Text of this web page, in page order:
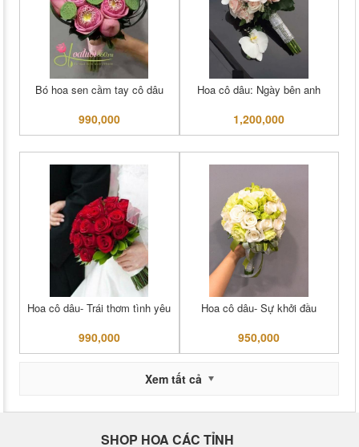
Bó hoa sen cầm tay cô dâu
990,000
Hoa cô dâu: Ngày bên anh
1,200,000
Hoa cô dâu- Trái thơm tình yêu
990,000
Hoa cô dâu- Sự khởi đầu
950,000
Xem tất cả
SHOP HOA CÁC TỈNH